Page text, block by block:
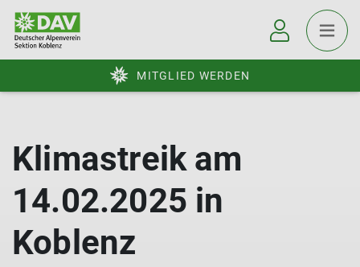
MITGLIED WERDEN
Klimastreik am
14.02.2025 in
Koblenz